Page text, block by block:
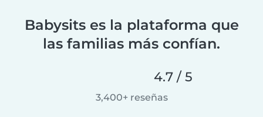
Babysits es la plataforma que
las familias más confían.
4.7 / 5
3,400+ reseñas